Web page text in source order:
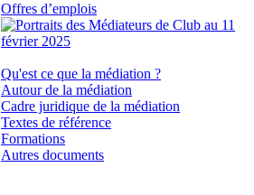
Offres d’emplois
Qu'est ce que la médiation ?
Autour de la médiation
Cadre juridique de la médiation
Textes de référence
Formations
Autres documents